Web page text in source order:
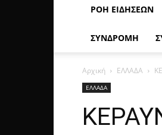
ΡΟΉ ΕΙΔΉΣΕΩΝ
ΣΥΝΔΡΟΜΗ
Αρχική ΕΛΛΑΔΑ
ΕΛΛΑΔΑ